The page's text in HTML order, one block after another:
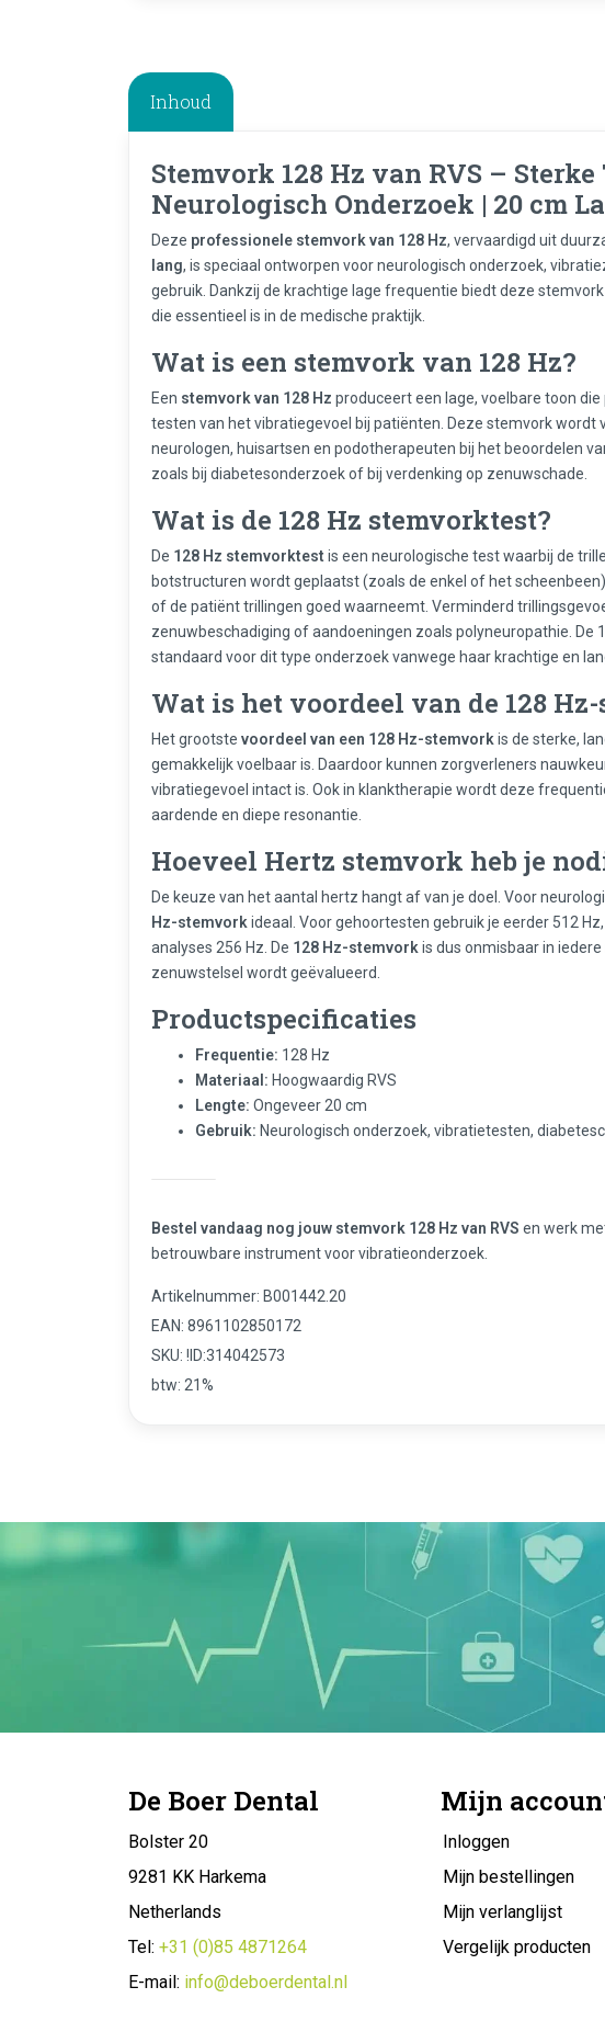
Inhoud
Stemvork 128 Hz van RVS –
Neurologisch Onderzoek | 20 cm
Deze professionele stemvork van 128 Hz, vervaardigd uit
lang, is speciaal ontworpen voor neurologisch onderzoek,
gebruik. Dankzij de krachtige lage frequentie biedt deze
die essentieel is in de medische praktijk.
Wat is een stemvork van 128 Hz?
Een stemvork van 128 Hz produceert een lage, voelbare toon
testen van het vibratiegevoel bij patiënten. Deze stemvork wordt
neurologen, huisartsen en podotherapeuten bij het beoordelen
zoals bij diabetesonderzoek of bij verdenking op zenuwschade.
Wat is de 128 Hz stemvorktest?
De 128 Hz stemvorktest is een neurologische test waarbij de
botstructuren wordt geplaatst (zoals de enkel of het
of de patiënt trillingen goed waarneemt. Verminderd
zenuwbeschadiging of aandoeningen zoals polyneuropathie. De
standaard voor dit type onderzoek vanwege haar krachtige en
Wat is het voordeel van de 128
Het grootste voordeel van een 128 Hz-stemvork is de sterke,
gemakkelijk voelbaar is. Daardoor kunnen zorgverleners
vibratiegevoel intact is. Ook in klanktherapie wordt deze
aardende en diepe resonantie.
Hoeveel Hertz stemvork heb je
De keuze van het aantal hertz hangt af van je doel. Voor
Hz-stemvork ideaal. Voor gehoortesten gebruik je eerder 512
analyses 256 Hz. De 128 Hz-stemvork is dus onmisbaar in
zenuwstelsel wordt geëvalueerd.
Productspecificaties
Frequentie: 128 Hz
Materiaal: Hoogwaardig RVS
Lengte: Ongeveer 20 cm
Gebruik: Neurologisch onderzoek, vibratietesten,
Bestel vandaag nog jouw stemvork 128 Hz van RVS en werk
betrouwbare instrument voor vibratieonderzoek.
Artikelnummer: B001442.20
EAN: 8961102850172
SKU: !ID:314042573
btw: 21%
De Boer Dental
Bolster 20
9281 KK Harkema
Netherlands
Tel: +31 (0)85 4871264
E-mail: info@deboerdental.nl
Mijn
Inloggen
Mijn bestellingen
Mijn verlanglijst
Vergelijk producten